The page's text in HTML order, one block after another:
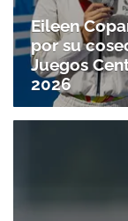
Eileen
por su
Juegos
2026